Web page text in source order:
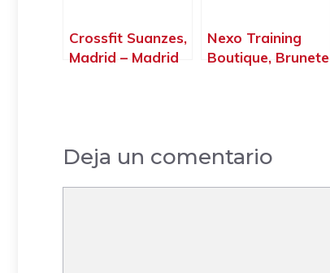
Crossfit Suanzes,
Madrid – Madrid
Nexo Training
Boutique, Brunete
Deja un comentario